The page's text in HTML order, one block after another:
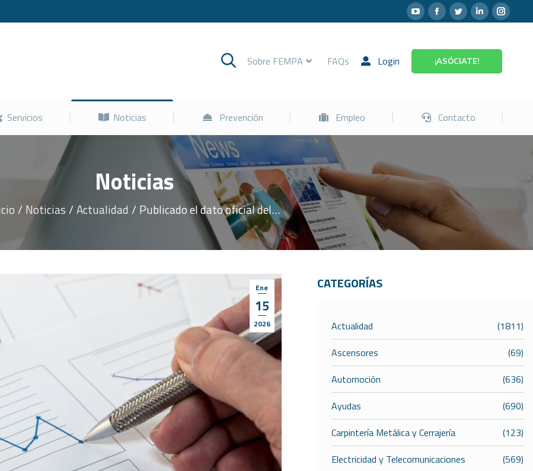
Sobre FEMPA FAQs Login ¡ASÓCIATE!
Servicios Noticias Prevención Empleo Contacto
Noticias
Noticias Actualidad Publicado el dato oficial del…
Ene
15
2026
CATEGORÍAS
Actualidad
(1811)
Ascensores
(69)
Automoción
(636)
Ayudas
(690)
Carpintería Metálica y Cerrajería
(123)
Electricidad y Telecomunicaciones
(569)
Cursos Servicios Noticias Prevención Empleo Contacto